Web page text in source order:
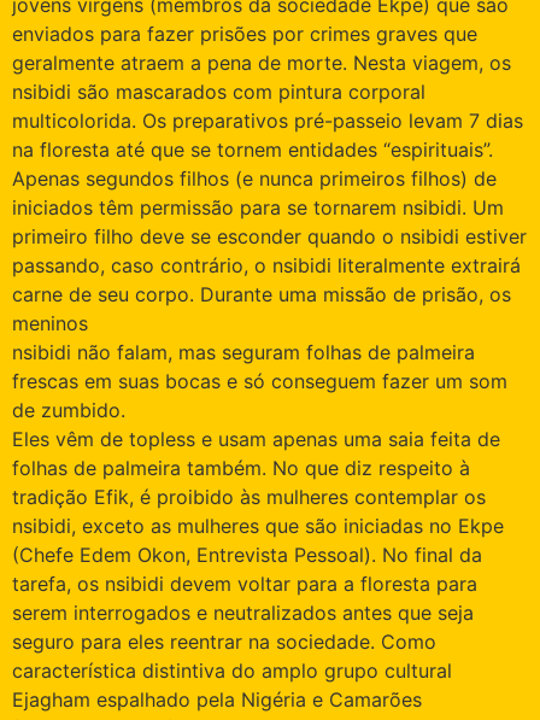
enviados para fazer prisões por crimes graves que
geralmente atraem a pena de morte. Nesta viagem, os
nsibidi são mascarados com pintura corporal
multicolorida. Os preparativos pré-passeio levam 7 dias
na floresta até que se tornem entidades “espirituais”.
Apenas segundos filhos (e nunca primeiros filhos) de
iniciados têm permissão para se tornarem nsibidi. Um
primeiro filho deve se esconder quando o nsibidi estiver
passando, caso contrário, o nsibidi literalmente extrairá
carne de seu corpo. Durante uma missão de prisão, os
meninos
nsibidi não falam, mas seguram folhas de palmeira
frescas em suas bocas e só conseguem fazer um som
de zumbido.
Eles vêm de topless e usam apenas uma saia feita de
folhas de palmeira também. No que diz respeito à
tradição Efik, é proibido às mulheres contemplar os
nsibidi, exceto as mulheres que são iniciadas no Ekpe
(Chefe Edem Okon, Entrevista Pessoal). No final da
tarefa, os nsibidi devem voltar para a floresta para
serem interrogados e neutralizados antes que seja
seguro para eles reentrar na sociedade. Como
característica distintiva do amplo grupo cultural
Ejagham espalhado pela Nigéria e Camarões